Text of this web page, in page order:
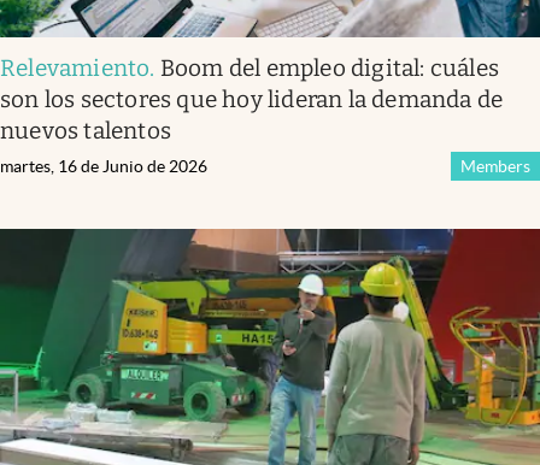
Relevamiento. Boom del empleo digital: cuáles
son los sectores que hoy lideran la demanda de
nuevos talentos
Members
martes, 16 de Junio de 2026